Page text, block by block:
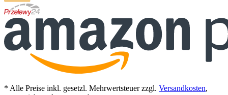
* Alle Preise inkl. gesetzl. Mehrwertsteuer zzgl. Versandkosten,